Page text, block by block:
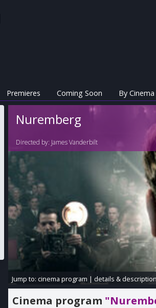
Premieres Coming Soon By Cinema
Nuremberg
Directed by: James Vanderbilt
Jump to: cinema program | details & description
Cinema program